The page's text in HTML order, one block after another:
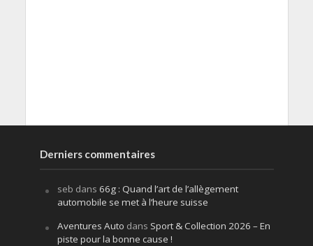
Derniers commentaires
seb dans 66g : Quand l’art de l’allègement
automobile se met à l’heure suisse
Aventures Auto dans Sport & Collection 2026 – En
piste pour la bonne cause !